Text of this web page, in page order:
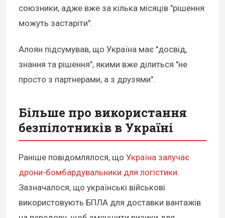
союзники, адже вже за кілька місяців "рішення
можуть застаріти".
Алоян підсумував, що Україна має "досвід,
знання та рішення", якими вже ділиться "не
просто з партнерами, а з друзями".
Більше про використання
безпілотників в Україні
Раніше повідомлялося, що Україна залучає
дрони-бомбардувальники для логістики.
Зазначалося, що українські військові
використовують БПЛА для доставки вантажів